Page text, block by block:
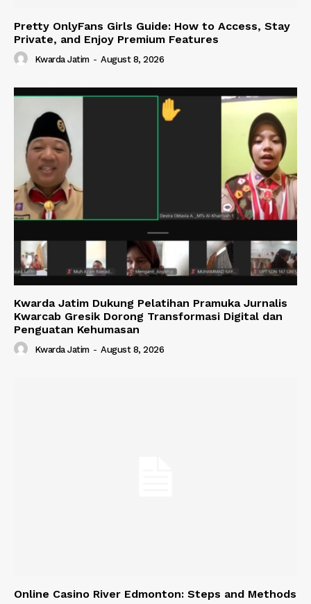
Pretty OnlyFans Girls Guide: How to Access, Stay
Private, and Enjoy Premium Features
Kwarda Jatim - August 8, 2026
Kwarda Jatim Dukung Pelatihan Pramuka Jurnalis
Kwarcab Gresik Dorong Transformasi Digital dan
Penguatan Kehumasan
Kwarda Jatim - August 8, 2026
Online Casino River Edmonton: Steps and Methods